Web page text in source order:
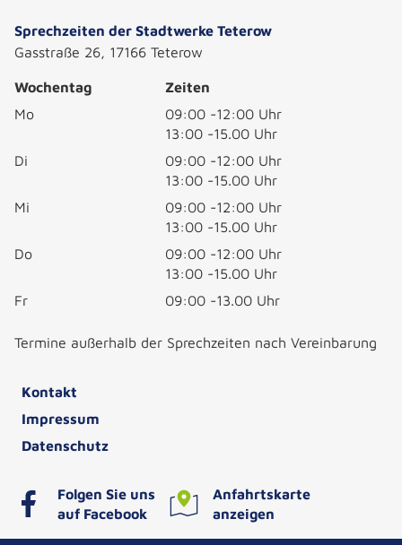
Sprechzeiten der Stadtwerke Teterow
Gasstraße 26, 17166 Teterow
Wochentag
Zeiten
Mo
09:00 -12:00 Uhr
13:00 -15.00 Uhr
Di
09:00 -12:00 Uhr
13:00 -15.00 Uhr
Mi
09:00 -12:00 Uhr
13:00 -15.00 Uhr
Do
09:00 -12:00 Uhr
13:00 -15.00 Uhr
Fr
09:00 -13.00 Uhr
Termine außerhalb der Sprechzeiten nach Vereinbarung
Kontakt
Impressum
Datenschutz
Folgen Sie uns
auf Facebook
Anfahrtskarte
anzeigen